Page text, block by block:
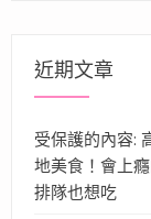
近期文章
受保護的內容:
地美食！會上
排隊也想吃